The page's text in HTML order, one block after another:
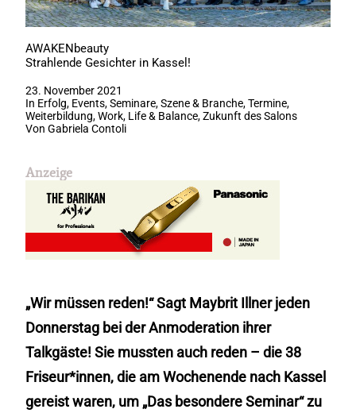
AWAKENbeauty
Strahlende Gesichter in Kassel!
23. November 2021
In Erfolg, Events,Seminare,Szene & Branche,Termine,
Weiterbildung,Work, Life & Balance,Zukunft des Salons
Von Gabriela Contoli
Anzeige
„Wir müssen reden!“ Sagt Maybrit Illner jeden
Donnerstag bei der Anmoderation ihrer
Talkgäste! Sie mussten auch reden – die 38
Friseur*innen, die am Wochenende nach Kassel
gereist waren, um „Das besondere Seminar“ zu